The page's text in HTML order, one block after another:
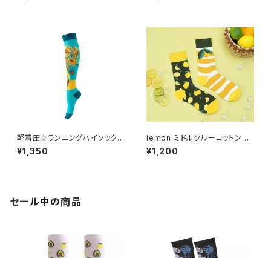
軽着圧☆ランニングハイソックス
sunflower H11
¥1,350
lemon ミドルクルーコットンソ
ックス
¥1,200
セール中の商品